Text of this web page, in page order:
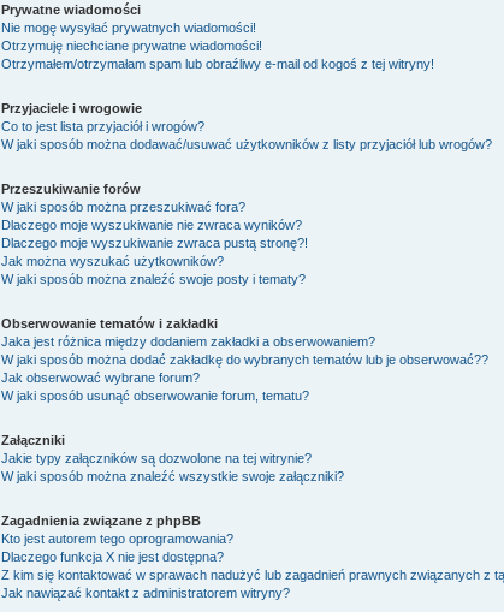
Prywatne wiadomości
Nie mogę wysyłać prywatnych wiadomości!
Otrzymuję niechciane prywatne wiadomości!
Otrzymałem/otrzymałam spam lub obraźliwy e-mail od kogoś z tej witryny!
Przyjaciele i wrogowie
Co to jest lista przyjaciół i wrogów?
W jaki sposób można dodawać/usuwać użytkowników z listy przyjaciół lub wrogów?
Przeszukiwanie forów
W jaki sposób można przeszukiwać fora?
Dlaczego moje wyszukiwanie nie zwraca wyników?
Dlaczego moje wyszukiwanie zwraca pustą stronę?!
Jak można wyszukać użytkowników?
W jaki sposób można znaleźć swoje posty i tematy?
Obserwowanie tematów i zakładki
Jaka jest różnica między dodaniem zakładki a obserwowaniem?
W jaki sposób można dodać zakładkę do wybranych tematów lub je obserwować??
Jak obserwować wybrane forum?
W jaki sposób usunąć obserwowanie forum, tematu?
Załączniki
Jakie typy załączników są dozwolone na tej witrynie?
W jaki sposób można znaleźć wszystkie swoje załączniki?
Zagadnienia związane z phpBB
Kto jest autorem tego oprogramowania?
Dlaczego funkcja X nie jest dostępna?
Z kim się kontaktować w sprawach nadużyć lub zagadnień prawnych związanych z
Jak nawiązać kontakt z administratorem witryny?